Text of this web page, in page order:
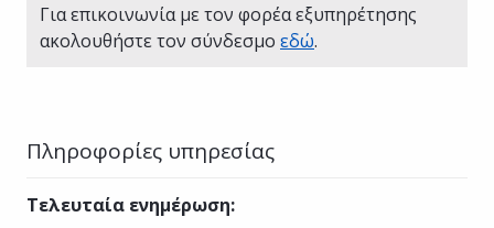
Για επικοινωνία με τον φορέα εξυπηρέτησης
ακολουθήστε τον σύνδεσμο εδώ.
Πληροφορίες υπηρεσίας
Τελευταία ενημέρωση: